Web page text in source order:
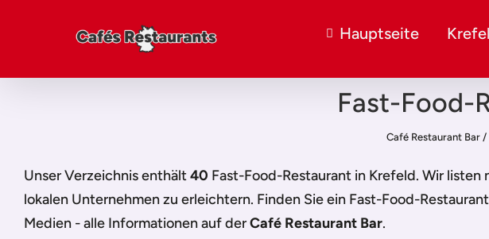
Hauptseite
Fast-Food-
Café Restaurant Bar /
Unser Verzeichnis enthält40 Fast-Food-Restaurant in Krefeld. Wir listen
lokalen Unternehmen zu erleichtern. Finden Sie ein Fast-Food-
Medien - alle Informationen auf derCafé Restaurant Bar.